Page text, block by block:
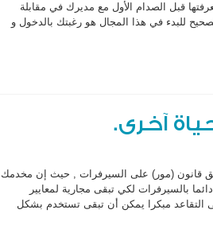
قبل الصدام الأول مع مديرك في مقابلة
للبدء في هذا المجال هو رغبتك بالدخول و
آخرى.
قانون (مور) على السيرفرات , حيث إن مخدمك
بالسيرفرات لكي تبقى مجارية لمعايير
التقاعد مبكرا يمكن أن تبقى تستخدم بشكل